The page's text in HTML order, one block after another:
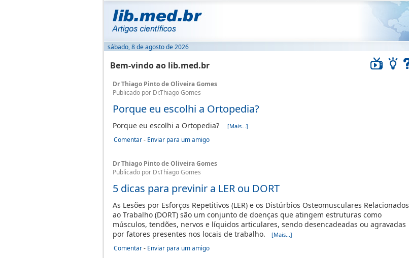
sábado, 8 de agosto de 2026
Bem-vindo ao lib.med.br
Dr Thiago Pinto de Oliveira Gomes
Publicado por Dr.Thiago Gomes
Porque eu escolhi a Ortopedia?
Porque eu escolhi a Ortopedia? [Mais...]
Comentar- Enviar para um amigo
Dr Thiago Pinto de Oliveira Gomes
Publicado por Dr.Thiago Gomes
5 dicas para previnir a LER ou DORT
As Lesões por Esforços Repetitivos (LER) e os Distúrbios Osteomusculares Relacionados
ao Trabalho (DORT) são um conjunto de doenças que atingem estruturas como
músculos, tendões, nervos e líquidos articulares, sendo desencadeadas ou agravadas
por fatores presentes nos locais de trabalho.
[Mais...]
Comentar- Enviar para um amigo